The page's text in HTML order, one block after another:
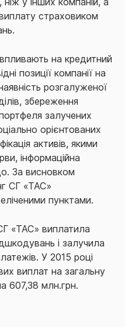
страховиком
на кредитний
позиції компанії на
розгалуженої
збереження
залучених
орієнтованих
активів, якими
інформаційна
За висновком
СГ «ТАС»
пунктами.
«ТАС» виплатила
і залучила
У 2015 році
виплат на загальну
607,38 млн.грн.